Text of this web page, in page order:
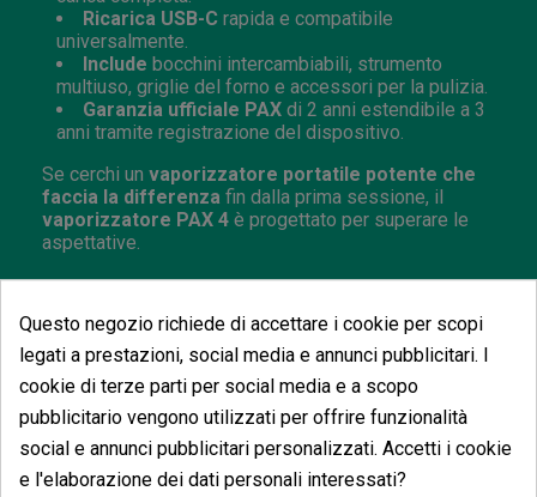
Ricarica USB-C rapida e compatibile
universalmente.
Include bocchini intercambiabili, strumento
multiuso, griglie del forno e accessori per la pulizia.
Garanzia ufficiale PAX di 2 anni estendibile a 3
anni tramite registrazione del dispositivo.
Se cerchi un vaporizzatore portatile potente che
faccia la differenza fin dalla prima sessione, il
vaporizzatore PAX 4 è progettato per superare le
aspettative.
Potrebbe anche piacerti
Questo negozio richiede di accettare i cookie per scopi
legati a prestazioni, social media e annunci pubblicitari. I
cookie di terze parti per social media e a scopo
pubblicitario vengono utilizzati per offrire funzionalità
social e annunci pubblicitari personalizzati. Accetti i cookie
e l'elaborazione dei dati personali interessati?